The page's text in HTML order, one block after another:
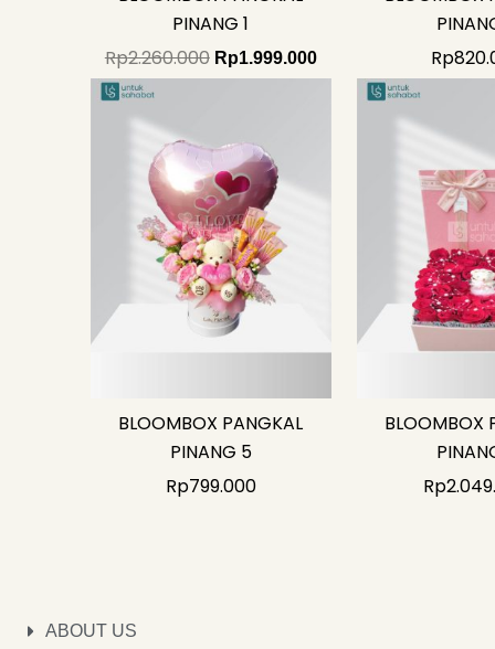
PINANG 1
Rp2.260.000 Rp1.999.000
Rp
BLOOMBOX PANGKAL
PINANG 5
Rp799.000
BLOOMBOX
Rp
ABOUT US